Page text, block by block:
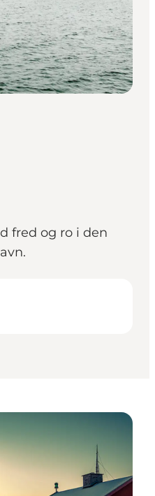
fred og ro i den